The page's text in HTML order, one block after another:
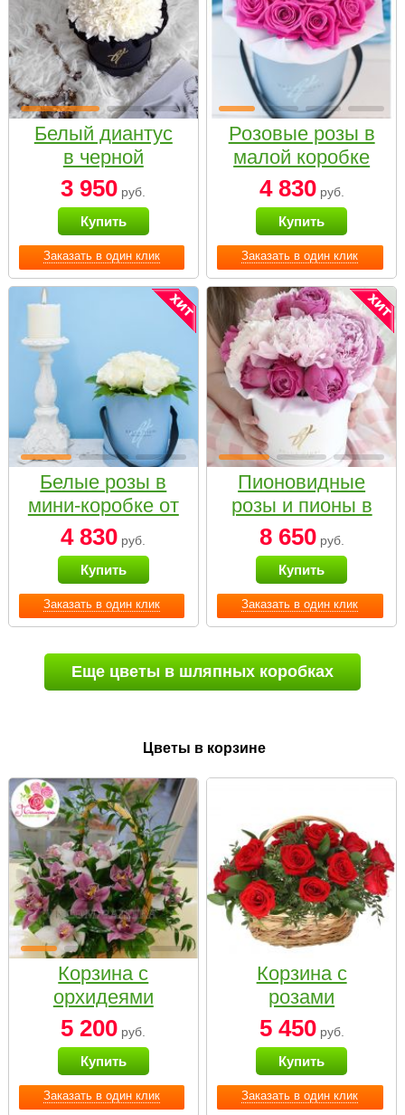
Заказать в один клик
Белый диантус
в черной
коробке Small
3 950 руб.
Купить
Заказать в один клик
Розовые розы в
малой коробке
4 830руб.
Купить
Заказать в один клик
Белые розы в
мини-коробке от
Bella Fiori
4 830 руб.
Купить
Заказать в один клик
Пионовидные
розы и пионы в
белой коробке
Small
8 650руб.
Купить
Еще цветы в шляпных коробках
Цветы в корзине
Заказать в один клик
Корзина с
орхидеями
малая
5 200 руб.
Купить
Заказать в один клик
Корзина с
розами
«Красный
Париж»
5 450руб.
Купить